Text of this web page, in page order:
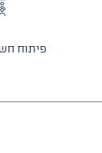
פיתוח